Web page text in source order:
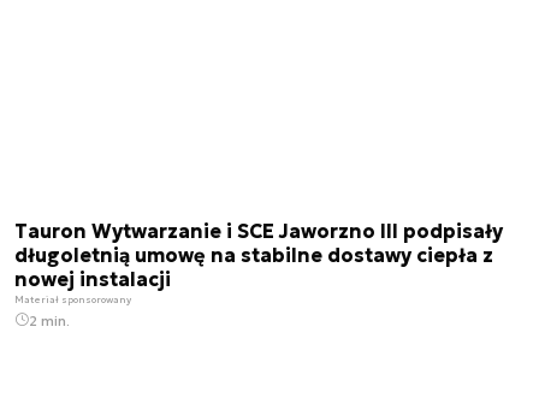
Tauron Wytwarzanie i SCE Jaworzno III podpisały
długoletnią umowę na stabilne dostawy ciepła z
nowej instalacji
Materiał sponsorowany
2 min.